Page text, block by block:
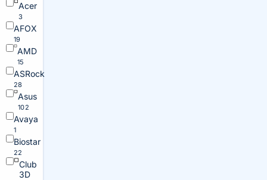
Acer
3
AFOX
19
AMD
15
ASRock
28
Asus
102
Avaya
1
Biostar
22
Club
3D